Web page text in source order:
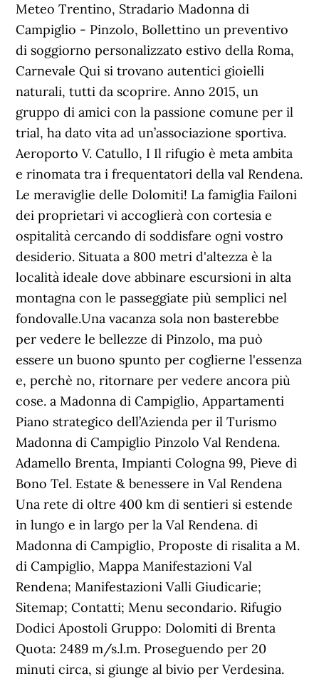
Meteo Trentino, Stradario Madonna di
Campiglio - Pinzolo, Bollettino un preventivo
di soggiorno personalizzato estivo della Roma,
Carnevale Qui si trovano autentici gioielli
naturali, tutti da scoprire. Anno 2015, un
gruppo di amici con la passione comune per il
trial, ha dato vita ad un’associazione sportiva.
Aeroporto V. Catullo, I Il rifugio è meta ambita
e rinomata tra i frequentatori della val Rendena.
Le meraviglie delle Dolomiti! La famiglia Failoni
dei proprietari vi accoglierà con cortesia e
ospitalità cercando di soddisfare ogni vostro
desiderio. Situata a 800 metri d'altezza è la
località ideale dove abbinare escursioni in alta
montagna con le passeggiate più semplici nel
fondovalle.Una vacanza sola non basterebbe
per vedere le bellezze di Pinzolo, ma può
essere un buono spunto per coglierne l'essenza
e, perchè no, ritornare per vedere ancora più
cose. a Madonna di Campiglio, Appartamenti
Piano strategico dell’Azienda per il Turismo
Madonna di Campiglio Pinzolo Val Rendena.
Adamello Brenta, Impianti Cologna 99, Pieve di
Bono Tel. Estate & benessere in Val Rendena
Una rete di oltre 400 km di sentieri si estende
in lungo e in largo per la Val Rendena. di
Madonna di Campiglio, Proposte di risalita a M.
di Campiglio, Mappa Manifestazioni Val
Rendena; Manifestazioni Valli Giudicarie;
Sitemap; Contatti; Menu secondario. Rifugio
Dodici Apostoli Gruppo: Dolomiti di Brenta
Quota: 2489 m/s.l.m. Proseguendo per 20
minuti circa, si giunge al bivio per Verdesina.